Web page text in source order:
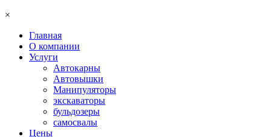
×
Главная
О компании
Услуги
Автокарны
Автовышки
Манипуляторы
экскаваторы
бульдозеры
самосвалы
Цены